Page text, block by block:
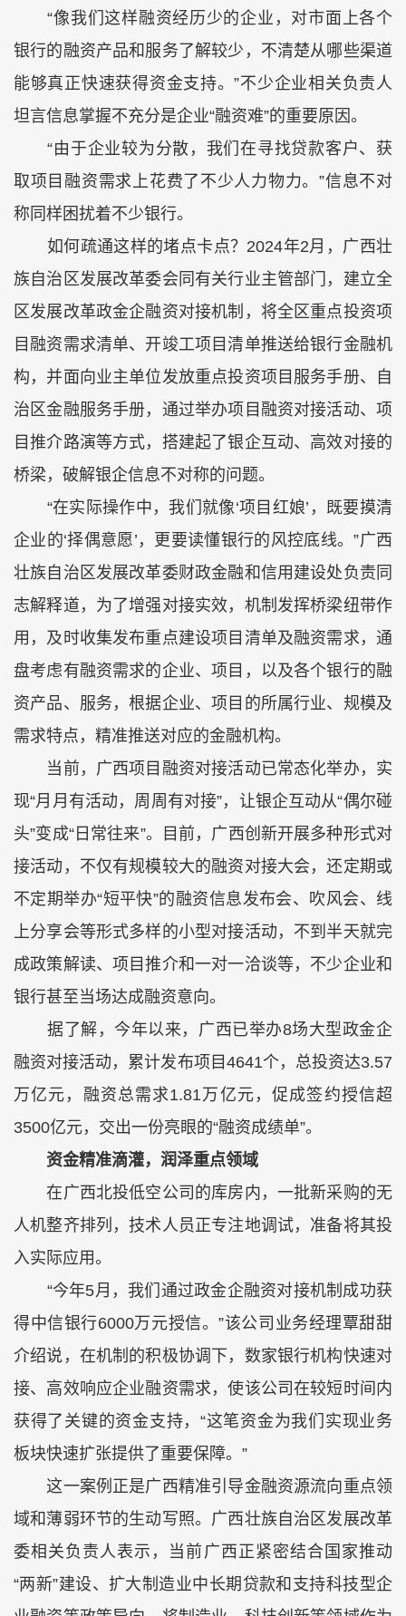
“像我们这样融资经历少的企业，对市面上各个
银行的融资产品和服务了解较少，不清楚从哪些渠道
能够真正快速获得资金支持。”不少企业相关负责人
坦言信息掌握不充分是企业“融资难”的重要原因。
“由于企业较为分散，我们在寻找贷款客户、获
取项目融资需求上花费了不少人力物力。”信息不对
称同样困扰着不少银行。
如何疏通这样的堵点卡点？2024年2月，广西壮
族自治区发展改革委会同有关行业主管部门，建立全
区发展改革政金企融资对接机制，将全区重点投资项
目融资需求清单、开竣工项目清单推送给银行金融机
构，并面向业主单位发放重点投资项目服务手册、自
治区金融服务手册，通过举办项目融资对接活动、项
目推介路演等方式，搭建起了银企互动、高效对接的
桥梁，破解银企信息不对称的问题。
“在实际操作中，我们就像‘项目红娘’，既要摸清
企业的‘择偶意愿’，更要读懂银行的风控底线。”广西
壮族自治区发展改革委财政金融和信用建设处负责同
志解释道，为了增强对接实效，机制发挥桥梁纽带作
用，及时收集发布重点建设项目清单及融资需求，通
盘考虑有融资需求的企业、项目，以及各个银行的融
资产品、服务，根据企业、项目的所属行业、规模及
需求特点，精准推送对应的金融机构。
当前，广西项目融资对接活动已常态化举办，实
现“月月有活动，周周有对接”，让银企互动从“偶尔碰
头”变成“日常往来”。目前，广西创新开展多种形式对
接活动，不仅有规模较大的融资对接大会，还定期或
不定期举办“短平快”的融资信息发布会、吹风会、线
上分享会等形式多样的小型对接活动，不到半天就完
成政策解读、项目推介和一对一洽谈等，不少企业和
银行甚至当场达成融资意向。
据了解，今年以来，广西已举办8场大型政金企
融资对接活动，累计发布项目4641个，总投资达3.57
万亿元，融资总需求1.81万亿元，促成签约授信超
3500亿元，交出一份亮眼的“融资成绩单”。
资金精准滴灌，润泽重点领域
在广西北投低空公司的库房内，一批新采购的无
人机整齐排列，技术人员正专注地调试，准备将其投
入实际应用。
“今年5月，我们通过政金企融资对接机制成功获
得中信银行6000万元授信。”该公司业务经理覃甜甜
介绍说，在机制的积极协调下，数家银行机构快速对
接、高效响应企业融资需求，使该公司在较短时间内
获得了关键的资金支持，“这笔资金为我们实现业务
板块快速扩张提供了重要保障。”
这一案例正是广西精准引导金融资源流向重点领
域和薄弱环节的生动写照。广西壮族自治区发展改革
委相关负责人表示，当前广西正紧密结合国家推动
“两新”建设、扩大制造业中长期贷款和支持科技型企